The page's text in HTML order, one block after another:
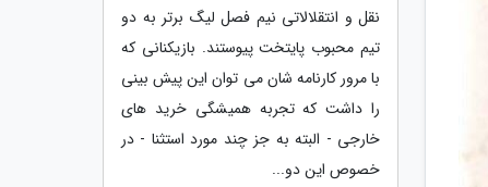
نقل و انتقلالاتی نیم فصل لیگ برتر به دو
تیم محبوب پایتخت پیوستند. بازیکنانی که
با مرور کارنامه شان می توان این پیش بینی
را داشت که تجربه همیشگی خرید های
خارجی - البته به جز چند مورد استثنا - در
خصوص این دو...